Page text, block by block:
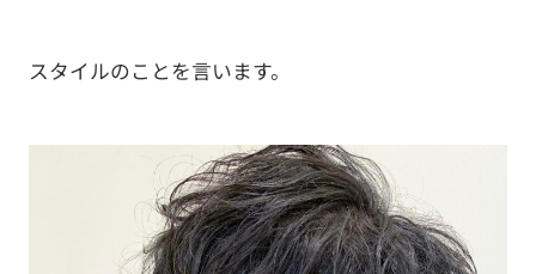
スタイルのことを言います。